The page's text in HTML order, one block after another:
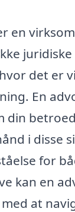
en
det er
En
din
i disse
for
kan en
at